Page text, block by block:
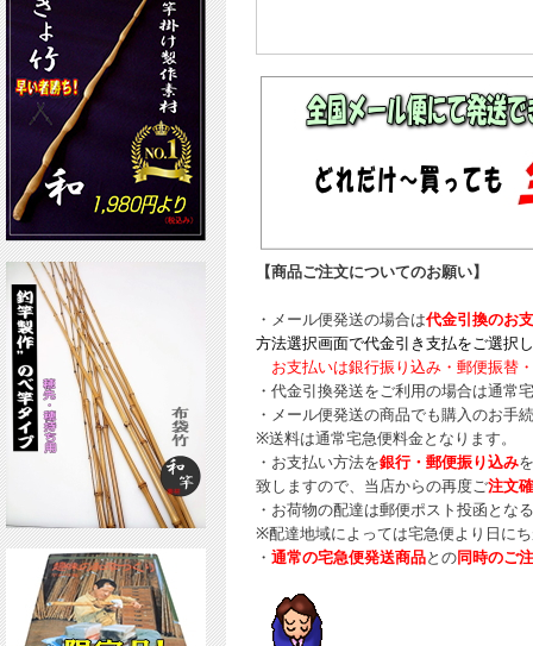
【商品ご注文についてのお願い】
・メール便発送の場合は代金引換のお
方法選択画面で代金引き支払をご選択
お支払いは銀行振り込み・郵便振替
・代金引換発送をご利用の場合は通常
・メール便発送の商品でも購入のお手
※送料は通常宅急便料金となります。
・お支払い方法を銀行・郵便振り込み
致しますので、当店からの再度ご注文
・お荷物の配達は郵便ポスト投函とな
※配達地域によっては宅急便より日に
・ 通常の宅急便発送商品との同時のご